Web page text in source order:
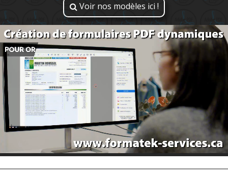
 Voir nos modèles ici !